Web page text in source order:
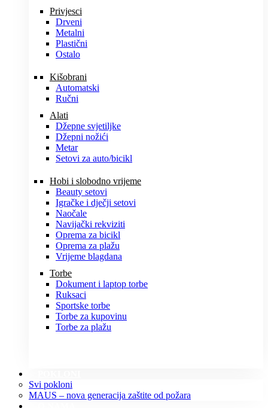
Privjesci
Drveni
Metalni
Plastični
Ostalo
Kišobrani
Automatski
Ručni
Alati
Džepne svjetiljke
Džepni nožići
Metar
Setovi za auto/bicikl
Hobi i slobodno vrijeme
Beauty setovi
Igračke i dječji setovi
Naočale
Navijački rekviziti
Oprema za bicikl
Oprema za plažu
Vrijeme blagdana
Torbe
Dokument i laptop torbe
Ruksaci
Sportske torbe
Torbe za kupovinu
Torbe za plažu
Svi pokloni
MAUS – nova generacija zaštite od požara